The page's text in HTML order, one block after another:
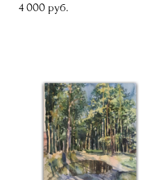
4 000 pуб.